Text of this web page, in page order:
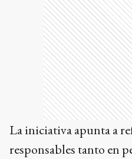
La iniciativa apunta a
responsables tanto en